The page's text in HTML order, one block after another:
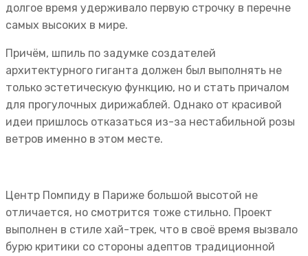
долгое время удерживало первую строчку в перечне
самых высоких в мире.
Причём, шпиль по задумке создателей
архитектурного гиганта должен был выполнять не
только эстетическую функцию, но и стать причалом
для прогулочных дирижаблей. Однако от красивой
идеи пришлось отказаться из-за нестабильной розы
ветров именно в этом месте.
Центр Помпиду в Париже большой высотой не
отличается, но смотрится тоже стильно. Проект
выполнен в стиле хай-трек, что в своё время вызвало
бурю критики со стороны адептов традиционной